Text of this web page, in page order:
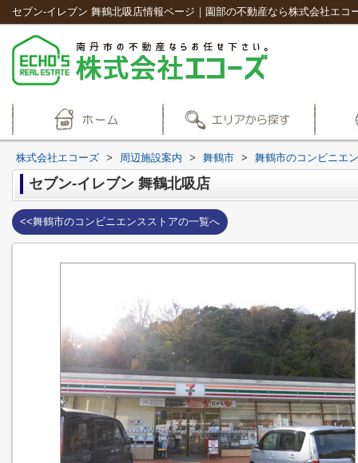
セブン-イレブン 舞鶴北吸店情報ページ｜園部の不動産なら株式会社エコ
株式会社エコーズ > 周辺施設案内 > 舞鶴市 > 舞鶴市のコンビニエ
セブン-イレブン 舞鶴北吸店
<<舞鶴市のコンビニエンスストアの一覧へ